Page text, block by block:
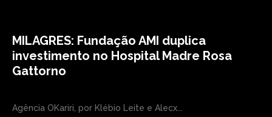
MILAGRES: Fundação AMI duplica
investimento no Hospital Madre Rosa
Gattorno
Agência OKariri, por Klébio Leite e Alecx...